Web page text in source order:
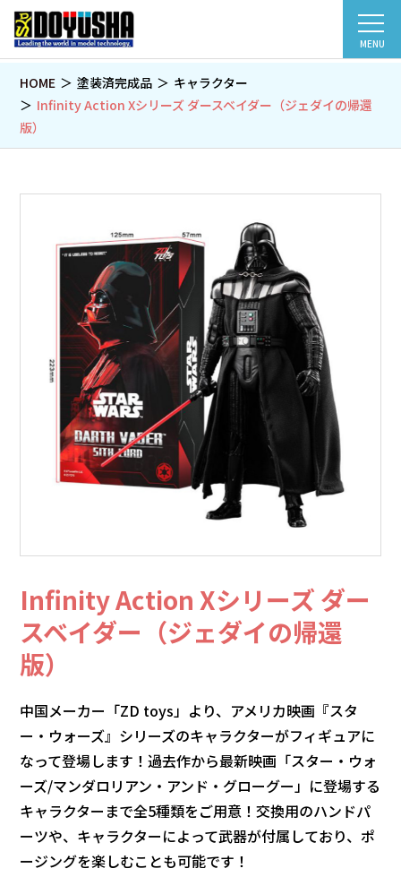
MENU
HOME 塗装済完成品
キャラクター
Infinity Action Xシリーズ ダースベイダー（ジェダイの帰還
版）
Infinity Action Xシリーズ ダー
スベイダー（ジェダイの帰還
版）
中国メーカー「ZD toys」より、アメリカ映画『スタ
ー・ウォーズ』シリーズのキャラクターがフィギュアに
なって登場します！過去作から最新映画「スター・ウォ
ーズ/マンダロリアン・アンド・グローグー」に登場する
キャラクターまで全5種類をご用意！交換用のハンドパ
ーツや、キャラクターによって武器が付属しており、ポ
ージングを楽しむことも可能です！